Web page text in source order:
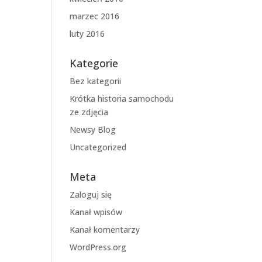
marzec 2016
luty 2016
Kategorie
Bez kategorii
Krótka historia samochodu
ze zdjęcia
Newsy Blog
Uncategorized
Meta
Zaloguj się
Kanał wpisów
Kanał komentarzy
WordPress.org